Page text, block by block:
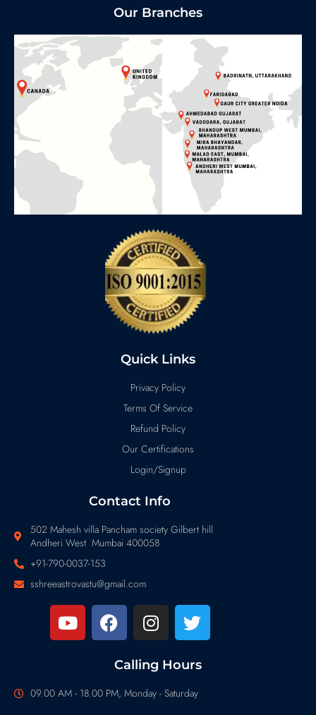
Our Branches
Quick Links
Privacy Policy
Terms Of Service
Refund Policy
Our Certifications
Login/Signup
Contact Info
502 Mahesh villa Pancham society Gilbert hill
Andheri West Mumbai 400058
+91-790-0037-153
sshreeastrovastu@gmail.com
Calling Hours
09.00 AM - 18.00 PM, Monday - Saturday